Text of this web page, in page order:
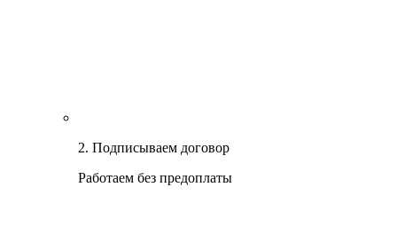
2. Подписываем договор
Работаем без предоплаты